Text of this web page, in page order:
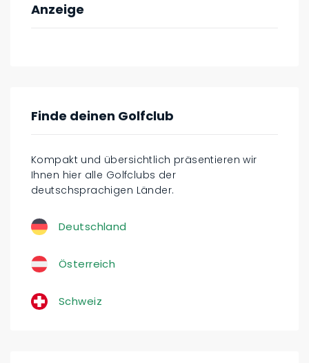
Anzeige
Finde deinen Golfclub
Kompakt und übersichtlich präsentieren wir
Ihnen hier alle Golfclubs der
deutschsprachigen Länder.
Deutschland
Österreich
Schweiz